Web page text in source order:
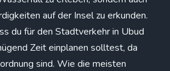
auf der Insel zu erkunden.
du für den Stadtverkehr in Ubud
Zeit einplanen solltest, da
sind. Wie die meisten